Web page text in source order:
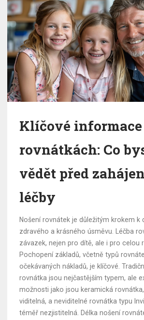
Klíčové informace
rovnátkách: Co
vědět před
léčby
Nošení rovnátek je důležitým krokem k
zdravého a krásného úsměvu. Léčba
závazek, nejen pro dítě, ale i pro celou
Pochopení základů, včetně typů
očekávaných nákladů, je klíčové.
rovnátka jsou nejčastějším typem, ale
možnosti jako jsou keramická
viditelná, a neviditelné rovnátka typu
téměř nezjistitelná. Délka nošení